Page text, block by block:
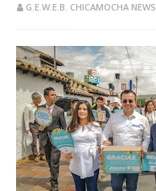
G.E.W.E.B. CHICAMOCHA NEWS